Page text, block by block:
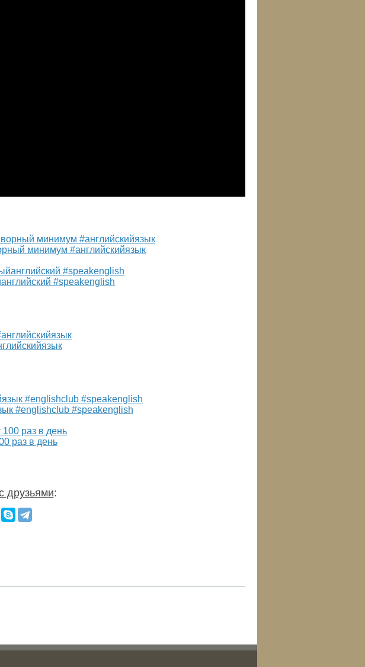
минимум #английскийязык
#speakenglish
#englishclub #speakenglish
раз в день
друзьями: